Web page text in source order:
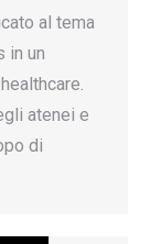
al tema
in un
atenei e
di